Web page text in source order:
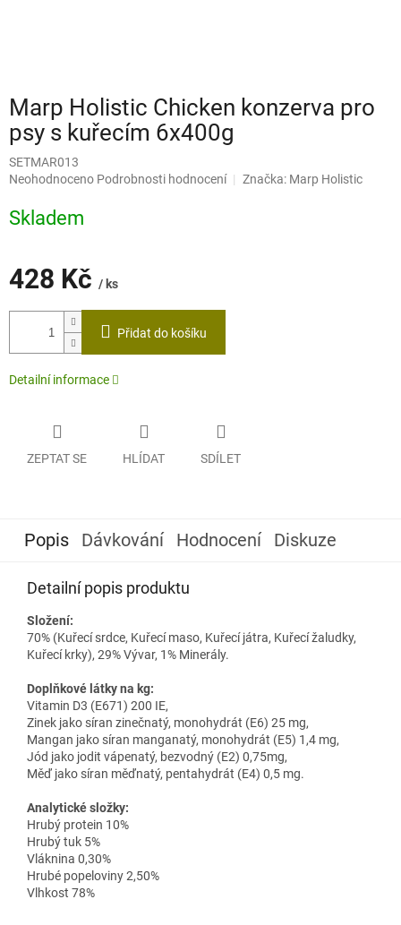
Marp Holistic Chicken konzerva pro
psy s kuřecím 6x400g
SETMAR013
Průměrné
produktu
je
5
Neohodnoceno Podrobnosti hodnocení Značka: Marp Holistic
Skladem
428 Kč / ks
Měrná
Přidat do košíku
Detailní informace
ZEPTAT SE HLÍDAT SDÍLET
Popis Dávkování Hodnocení Diskuze
Detailní popis produktu
Složení:
70% (Kuřecí srdce, Kuřecí maso, Kuřecí játra, Kuřecí žaludky,
Kuřecí krky), 29% Vývar, 1% Minerály.
Doplňkové látky na kg:
Vitamin D3 (E671) 200 IE,
Zinek jako síran zinečnatý, monohydrát (E6) 25 mg,
Mangan jako síran manganatý, monohydrát (E5) 1,4 mg,
Jód jako jodit vápenatý, bezvodný (E2) 0,75mg,
Měď jako síran měďnatý, pentahydrát (E4) 0,5 mg.
Analytické složky:
Hrubý protein 10%
Hrubý tuk 5%
Vláknina 0,30%
Hrubé popeloviny 2,50%
Vlhkost 78%